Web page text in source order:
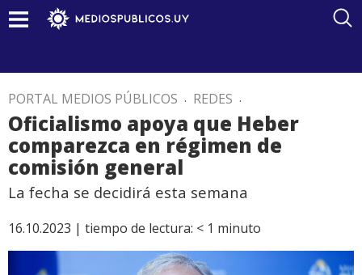
PORTAL MEDIOS PÚBLICOS . REDES .
Oficialismo apoya que Heber
comparezca en régimen de
comisión general
La fecha se decidirá esta semana
16.10.2023 | tiempo de lectura: < 1 minuto